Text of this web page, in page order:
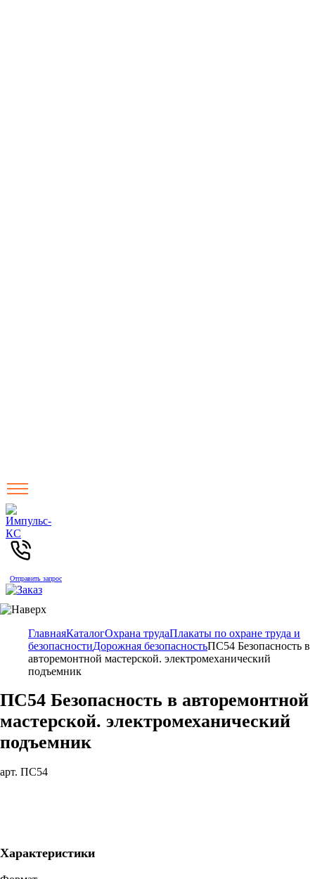
Отправить запрос
ГлавнаяКаталогОхрана трудаПлакаты по охране труда и
безопасностиДорожная безопасностьПС54 Безопасность в
авторемонтной мастерской. электромеханический
подъемник
ПС54 Безопасность в авторемонтной
мастерской. электромеханический
подъемник
арт. ПС54
Характеристики